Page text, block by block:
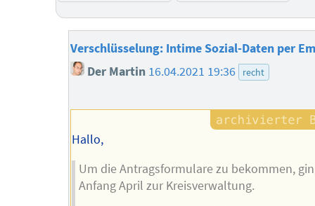
Verschlüsselung: Intime Sozial-Daten per
Der Martin 16.04.2021 19:36 recht
Hallo,
Um die Antragsformulare zu bekommen,
Anfang April zur Kreisverwaltung.